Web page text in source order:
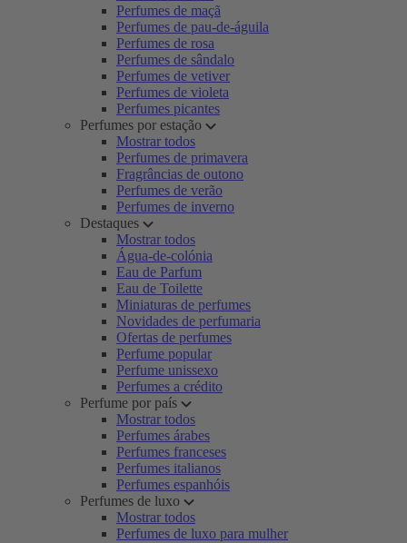
Perfumes de maçã
Perfumes de pau-de-águila
Perfumes de rosa
Perfumes de sândalo
Perfumes de vetiver
Perfumes de violeta
Perfumes picantes
Perfumes por estação
Mostrar todos
Perfumes de primavera
Fragrâncias de outono
Perfumes de verão
Perfumes de inverno
Destaques
Mostrar todos
Água-de-colónia
Eau de Parfum
Eau de Toilette
Miniaturas de perfumes
Novidades de perfumaria
Ofertas de perfumes
Perfume popular
Perfume unissexo
Perfumes a crédito
Perfume por país
Mostrar todos
Perfumes árabes
Perfumes franceses
Perfumes italianos
Perfumes espanhóis
Perfumes de luxo
Mostrar todos
Perfumes de luxo para mulher